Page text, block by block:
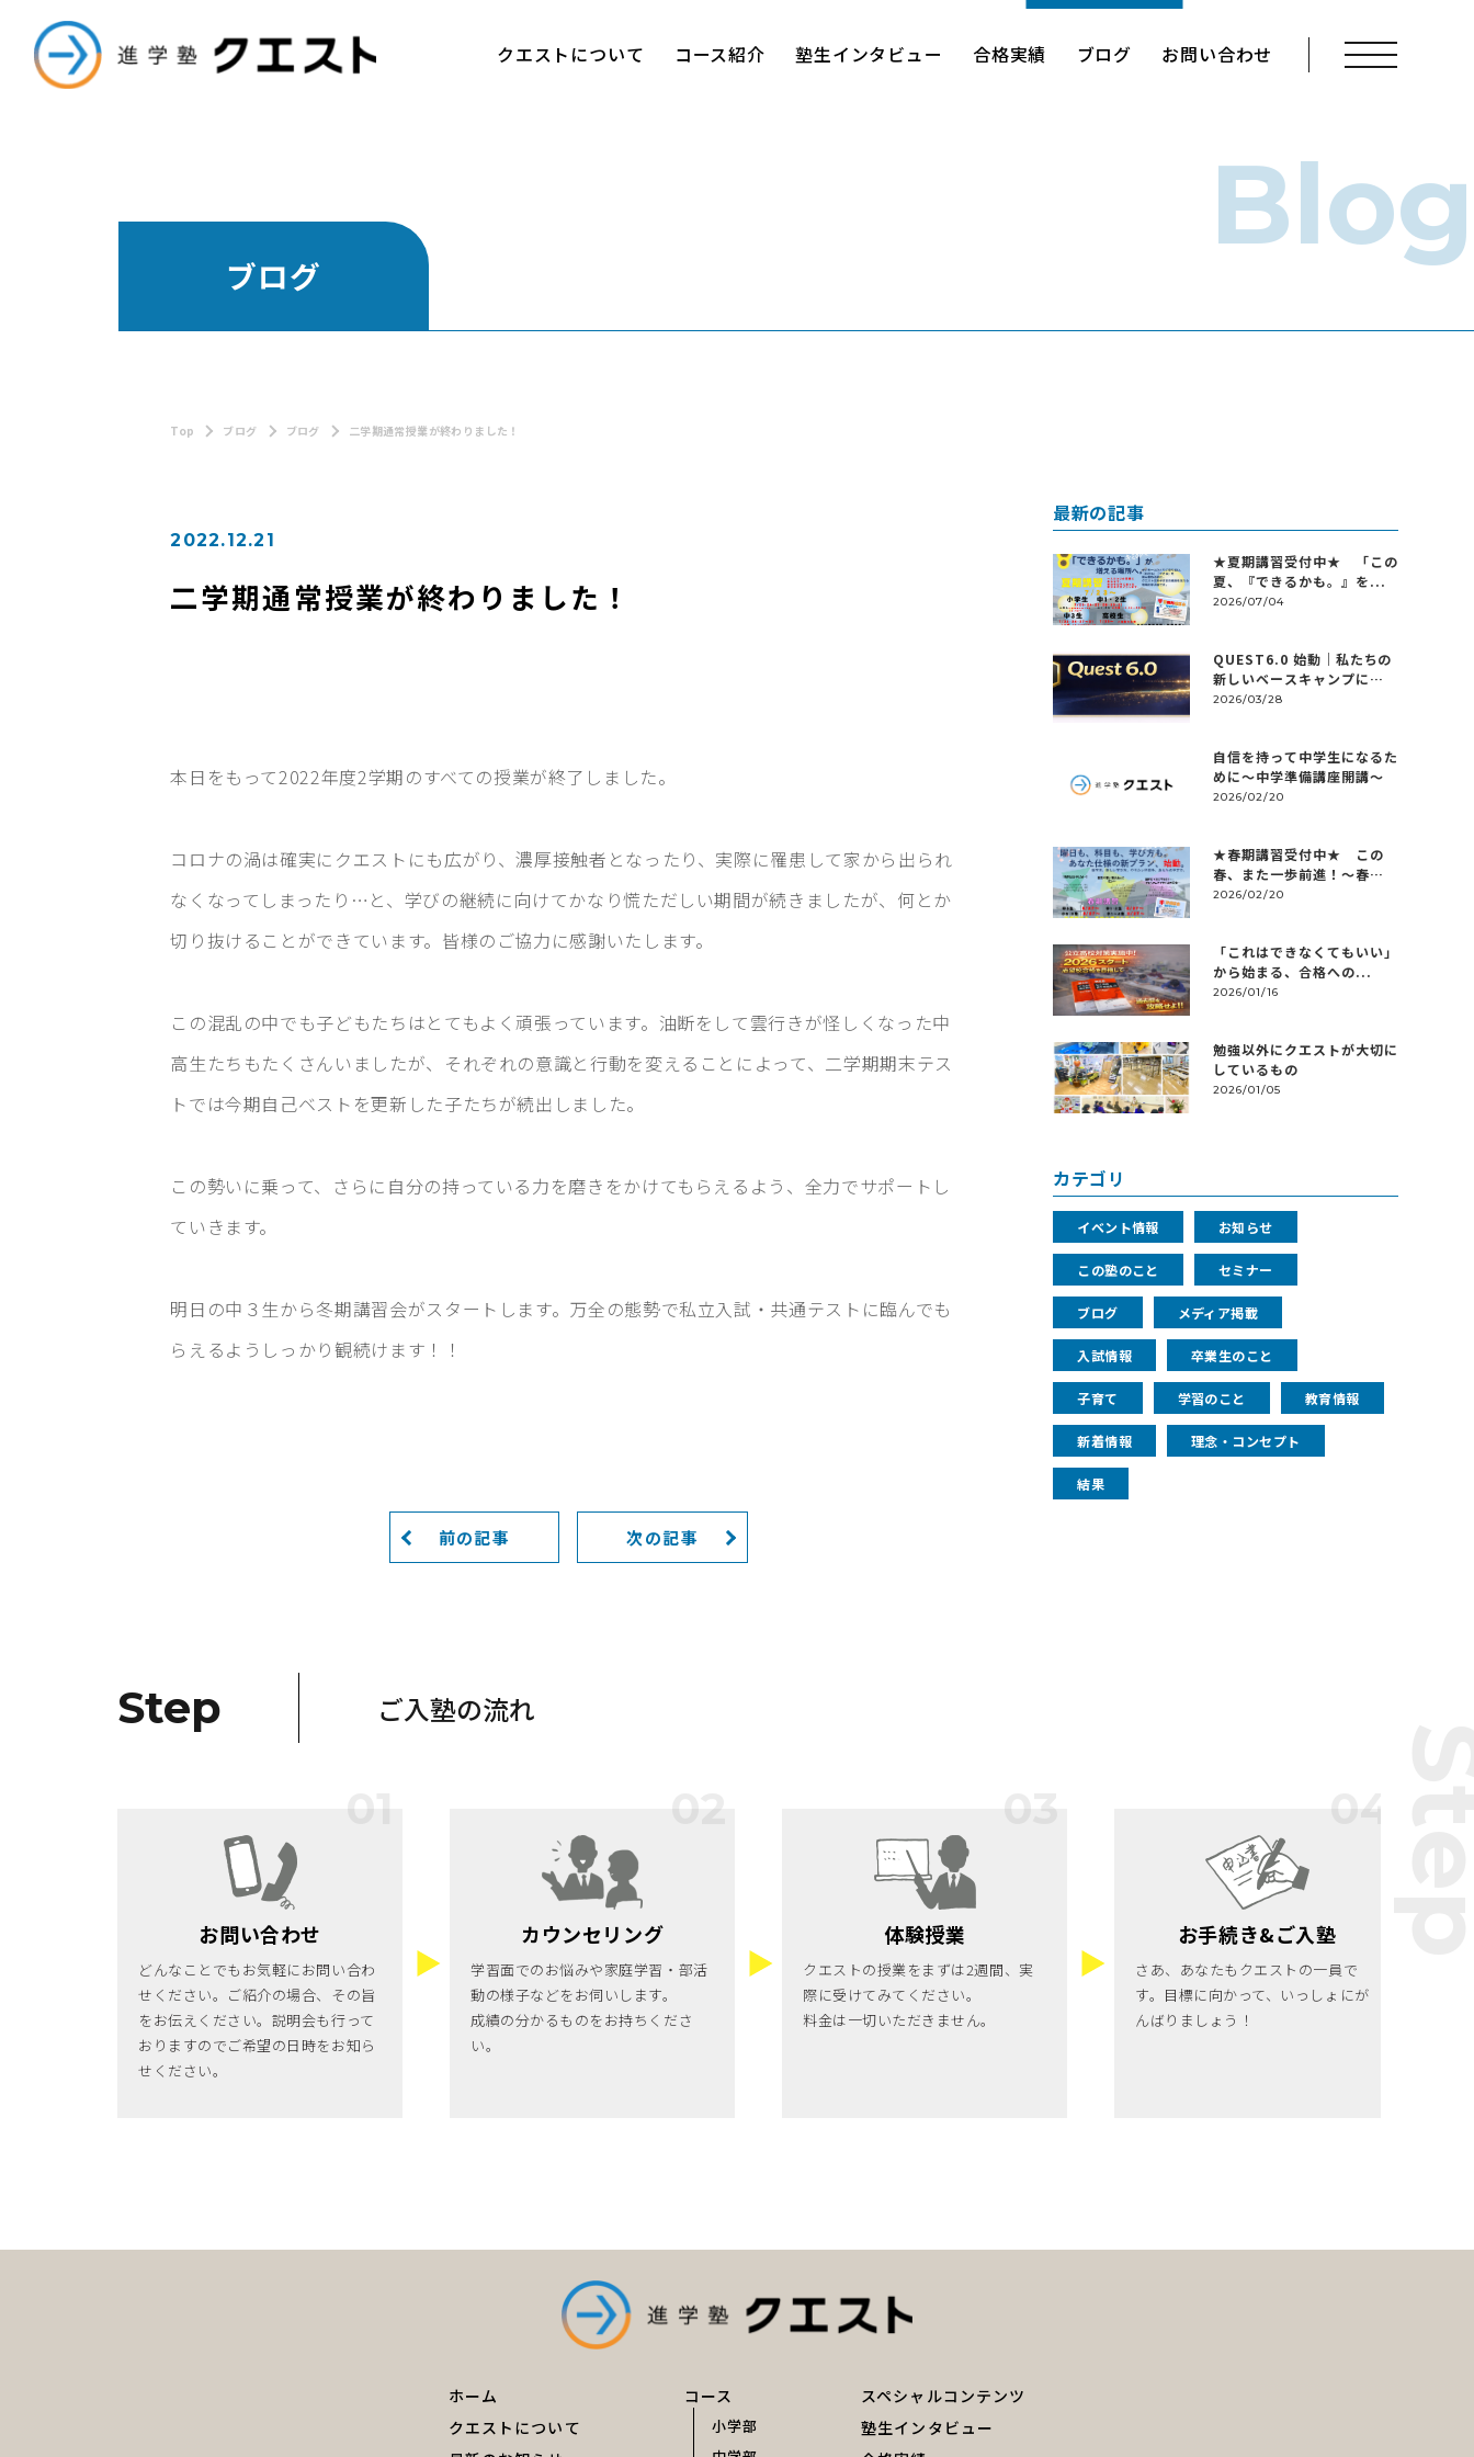
進学塾クエスト
クエストについて コース紹介 塾生インタビュー 合格実績 ブログ お問い合わせ メニューを開く
ブログ
Blog
Top ブログ ブログ 二学期通常授業が終わりました！
2022.12.21
二学期通常授業が終わりました！
本日をもって2022年度2学期のすべての授業が終了しました。
コロナの渦は確実にクエストにも広がり、濃厚接触者となったり、実際に罹患して家から出られ
なくなってしまったり…と、学びの継続に向けてかなり慌ただしい期間が続きましたが、何とか
切り抜けることができています。皆様のご協力に感謝いたします。
この混乱の中でも子どもたちはとてもよく頑張っています。油断をして雲行きが怪しくなった中
高生たちもたくさんいましたが、それぞれの意識と行動を変えることによって、二学期期末テス
トでは今期自己ベストを更新した子たちが続出しました。
この勢いに乗って、さらに自分の持っている力を磨きをかけてもらえるよう、全力でサポートし
ていきます。
明日の中３生から冬期講習会がスタートします。万全の態勢で私立入試・共通テストに臨んでも
らえるようしっかり観続けます！！
前の記事 次の記事
最新の記事
★夏期講習受付中★ 「この
夏、『できるかも。』を...
2026/07/04
QUEST6.0 始動｜私たちの
新しいベースキャンプに
つ...
2026/03/28
自信を持って中学生になるた
めに～中学準備講座開講～
2026/02/20
★春期講習受付中★ この
春、また一歩前進！～春
休...
2026/02/20
「これはできなくてもいい」
から始まる、合格への...
2026/01/16
勉強以外にクエストが大切に
しているもの
2026/01/05
カテゴリ
イベント情報 お知らせ
この塾のこと セミナー
ブログ メディア掲載
入試情報 卒業生のこと
子育て 学習のこと 教育情報
新着情報 理念・コンセプト
結果
Step ご入塾の流れ
お問い合わせ
どんなことでもお気軽にお問い合わ
せください。ご紹介の場合、その旨
をお伝えください。説明会も行って
おりますのでご希望の日時をお知ら
せください。
カウンセリング
学習面でのお悩みや家庭学習・部活
動の様子などをお伺いします。
成績の分かるものをお持ちくださ
い。
体験授業
クエストの授業をまずは2週間、実
際に受けてみてください。
料金は一切いただきません。
お手続き&ご入塾
さあ、あなたもクエストの一員で
す。目標に向かって、いっしょにが
んばりましょう！
ホーム
クエストについて
コース
小学部
スペシャルコンテンツ
塾生インタビュー